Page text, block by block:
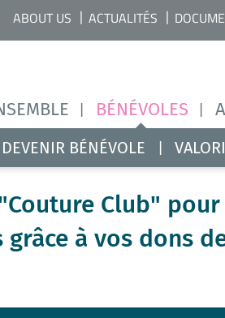
BÉNÉVOLES
ABOUT US ACTUALITÉS
DEVENIR BÉNÉVOLE
"Couture Club"
à vos dons